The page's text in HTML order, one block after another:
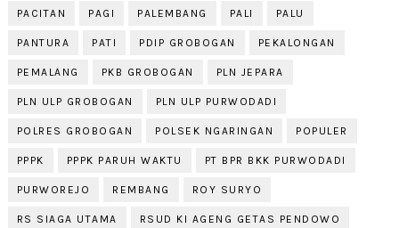
PACITAN PAGI PALEMBANG PALI PALU
PANTURA PATI PDIP GROBOGAN PEKALONGAN
PEMALANG PKB GROBOGAN PLN JEPARA
PLN ULP GROBOGAN PLN ULP PURWODADI
POLRES GROBOGAN POLSEK NGARINGAN POPULER
PPPK PPPK PARUH WAKTU PT BPR BKK PURWODADI
PURWOREJO REMBANG ROY SURYO
RS SIAGA UTAMA RSUD KI AGENG GETAS PENDOWO